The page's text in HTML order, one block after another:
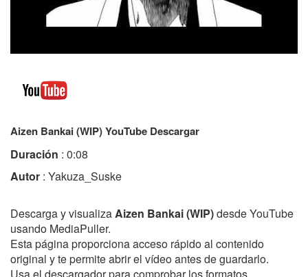
Aizen Bankai (WIP) YouTube Descargar
Duración : 0:08
Autor : Yakuza_Suske
Descarga y visualizaAizen Bankai (WIP)desde YouTube
usando MediaPuller.
Esta página proporciona acceso rápido al contenido
original y te permite abrir el vídeo antes de guardarlo.
Usa el descargador para comprobar los formatos